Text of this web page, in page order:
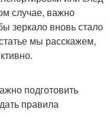
случае, важно
зеркало вновь стало
мы расскажем,
подготовить
правила